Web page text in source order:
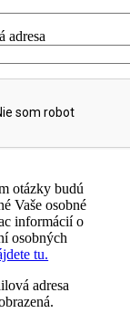
adresa
otázky budú
Vaše osobné
informácií o
osobných
tu.
adresa